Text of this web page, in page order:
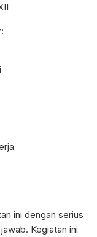
ini dengan serius
Kegiatan ini